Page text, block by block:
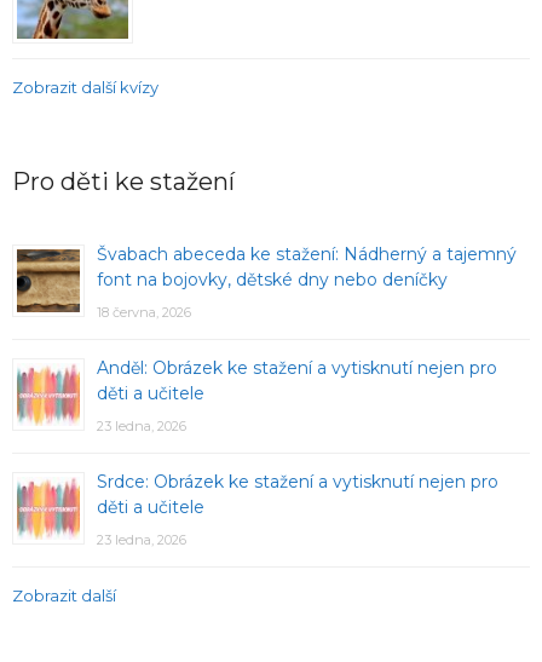
Zobrazit další kvízy
Pro děti ke stažení
Švabach abeceda ke stažení: Nádherný a tajemný
font na bojovky, dětské dny nebo deníčky
18 června, 2026
Anděl: Obrázek ke stažení a vytisknutí nejen pro
děti a učitele
23 ledna, 2026
Srdce: Obrázek ke stažení a vytisknutí nejen pro
děti a učitele
23 ledna, 2026
Zobrazit další